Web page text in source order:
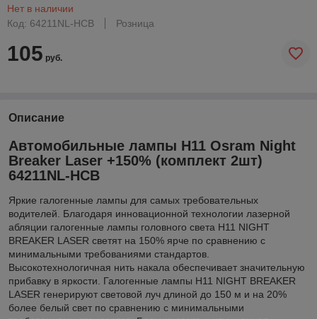
Нет в наличии
Код: 64211NL-HCB
Розница
105 руб.
Описание
Автомобильные лампы H11 Osram Night
Breaker Laser +150% (комплект 2шт)
64211NL-HCB
Яркие галогенные лампы для самых требовательных
водителей. Благодаря инновационной технологии лазерной
абляции галогенные лампы головного света H11 NIGHT
BREAKER LASER светят на 150% ярче по сравнению с
минимальными требованиями стандартов.
Высокотехнологичная нить накала обеспечивает значительную
прибавку в яркости. Галогенные лампы H11 NIGHT BREAKER
LASER генерируют световой луч длиной до 150 м и на 20%
более белый свет по сравнению с минимальными